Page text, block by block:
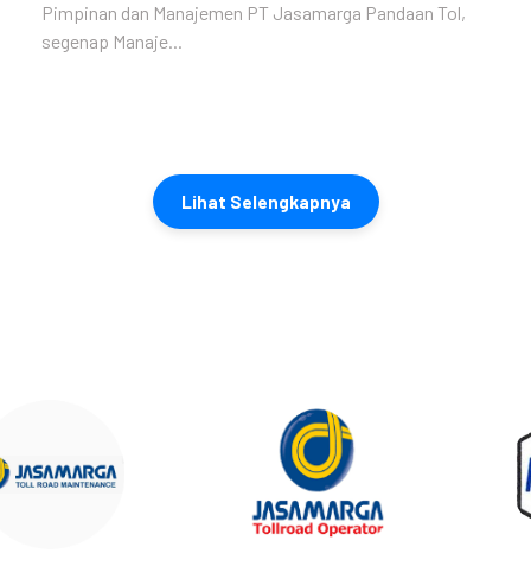
Pimpinan dan Manajemen PT Jasamarga Pandaan Tol,
segenap Manaje...
Lihat Selengkapnya